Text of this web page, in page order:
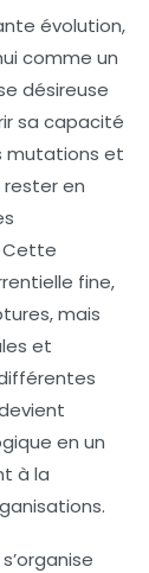
évolution,
comme un
désireuse
sa capacité
mutations et
en
Cette
fine,
mais
et
en un
à la